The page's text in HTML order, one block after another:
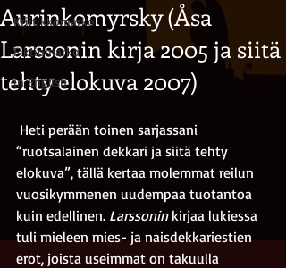
Kriitikkomarko
Fiktiomarko
in English
Aurinkomyrsky (Åsa
Larssonin kirja 2005 ja siitä
tehty elokuva 2007)
“ruotsalainen dekkari ja siitä tehty
elokuva”, tällä kertaa molemmat reilun
vuosikymmenen uudempaa tuotantoa
kuin edellinen. Larssonin kirjaa lukiessa
tuli mieleen mies- ja naisdekkariestien
erot, joista useimmat on takuulla